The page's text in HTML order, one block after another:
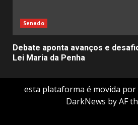
Senado
Debate aponta avanços e
Lei Maria da Penha
esta plataforma é movida por
DarkNews by AF